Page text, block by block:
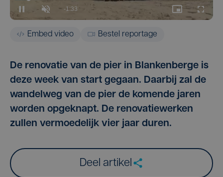
Embed video Bestel reportage
De renovatie van de pier in Blankenberge is
deze week van start gegaan. Daarbij zal de
wandelweg van de pier de komende jaren
worden opgeknapt. De renovatiewerken
zullen vermoedelijk vier jaar duren.
Deel artikel